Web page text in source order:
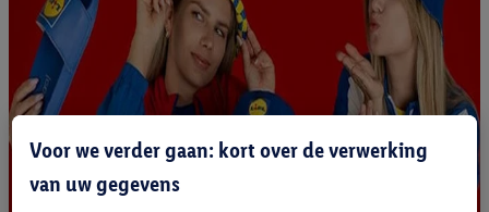
Voor we verder gaan: kort over de verwerking
van uw gegevens